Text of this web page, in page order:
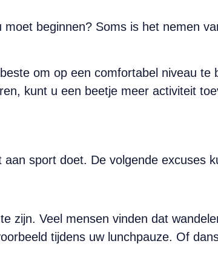
beginnen? Soms is het nemen
om op een comfortabel niveau te
kunt u een beetje meer activiteit
sport doet. De volgende excuses
zijn. Veel mensen vinden dat
tijdens uw lunchpauze. Of